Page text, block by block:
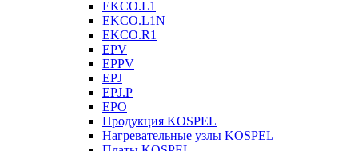
EKCO.L1
EKCO.L1N
EKCO.R1
EPV
EPPV
EPJ
EPJ.P
EPO
Продукция KOSPEL
Нагревательные узлы KOSPEL